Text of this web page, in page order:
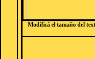
Modificá el tamaño del